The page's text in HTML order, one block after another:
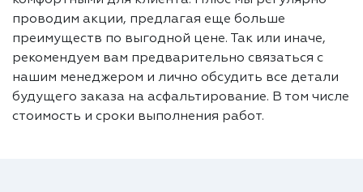
проводим акции, предлагая еще больше
преимуществ по выгодной цене. Так или иначе,
рекомендуем вам предварительно связаться с
нашим менеджером и лично обсудить все детали
будущего заказа на асфальтирование. В том числе
стоимость и сроки выполнения работ.